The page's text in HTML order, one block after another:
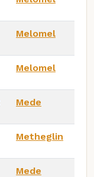
Melomel
Melomel
Mede
Metheglin
Mede